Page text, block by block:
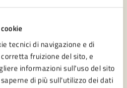
tecnici di navigazione e di
fruizione del sito, e
informazioni sull'uso del sito
di più sull'utilizzo dei dati
356111